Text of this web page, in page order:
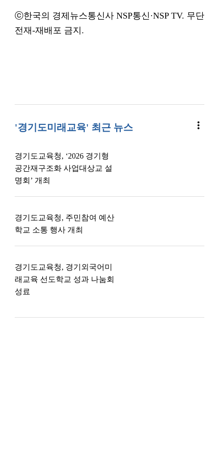
ⓒ한국의 경제뉴스통신사 NSP통신·NSP TV. 무단
전재-재배포 금지.
'경기도미래교육' 최근 뉴스 more_vert
경기도교육청, ‘2026 경기형
공간재구조화 사업대상교 설
명회’ 개최
경기도교육청, 주민참여 예산
학교 소통 행사 개최
경기도교육청, 경기외국어미
래교육 선도학교 성과 나눔회
성료